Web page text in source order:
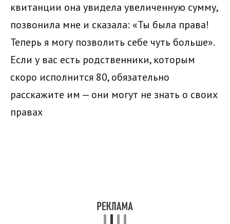
квитанции она увидела увеличенную сумму,
позвонила мне и сказала: «Ты была права!
Теперь я могу позволить себе чуть больше».
Если у вас есть родственники, которым
скоро исполнится 80, обязательно
расскажите им — они могут не знать о своих
правах